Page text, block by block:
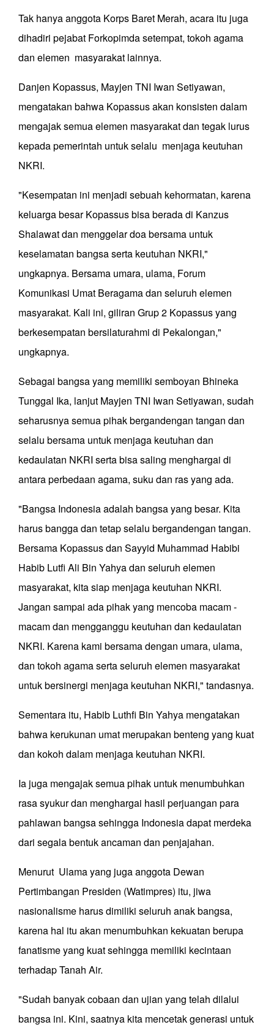
Tak hanya anggota Korps Baret Merah, acara itu juga
dihadiri pejabat Forkopimda setempat, tokoh agama
dan elemen masyarakat lainnya.
Danjen Kopassus, Mayjen TNI Iwan Setiyawan,
mengatakan bahwa Kopassus akan konsisten dalam
mengajak semua elemen masyarakat dan tegak lurus
kepada pemerintah untuk selalu menjaga keutuhan
NKRI.
"Kesempatan ini menjadi sebuah kehormatan, karena
keluarga besar Kopassus bisa berada di Kanzus
Shalawat dan menggelar doa bersama untuk
keselamatan bangsa serta keutuhan NKRI,"
ungkapnya. Bersama umara, ulama, Forum
Komunikasi Umat Beragama dan seluruh elemen
masyarakat. Kali ini, giliran Grup 2 Kopassus yang
berkesempatan bersilaturahmi di Pekalongan,"
ungkapnya.
Sebagai bangsa yang memiliki semboyan Bhineka
Tunggal Ika, lanjut Mayjen TNI Iwan Setiyawan, sudah
seharusnya semua pihak bergandengan tangan dan
selalu bersama untuk menjaga keutuhan dan
kedaulatan NKRI serta bisa saling menghargai di
antara perbedaan agama, suku dan ras yang ada.
"Bangsa Indonesia adalah bangsa yang besar. Kita
harus bangga dan tetap selalu bergandengan tangan.
Bersama Kopassus dan Sayyid Muhammad Habibi
Habib Lutfi Ali Bin Yahya dan seluruh elemen
masyarakat, kita siap menjaga keutuhan NKRI.
Jangan sampai ada pihak yang mencoba macam -
macam dan mengganggu keutuhan dan kedaulatan
NKRI. Karena kami bersama dengan umara, ulama,
dan tokoh agama serta seluruh elemen masyarakat
untuk bersinergi menjaga keutuhan NKRI," tandasnya.
Sementara itu, Habib Luthfi Bin Yahya mengatakan
bahwa kerukunan umat merupakan benteng yang kuat
dan kokoh dalam menjaga keutuhan NKRI.
Ia juga mengajak semua pihak untuk menumbuhkan
rasa syukur dan menghargai hasil perjuangan para
pahlawan bangsa sehingga Indonesia dapat merdeka
dari segala bentuk ancaman dan penjajahan.
Menurut Ulama yang juga anggota Dewan
Pertimbangan Presiden (Watimpres) itu, jiwa
nasionalisme harus dimiliki seluruh anak bangsa,
karena hal itu akan menumbuhkan kekuatan berupa
fanatisme yang kuat sehingga memiliki kecintaan
terhadap Tanah Air.
"Sudah banyak cobaan dan ujian yang telah dilalui
bangsa ini. Kini, saatnya kita mencetak generasi untuk